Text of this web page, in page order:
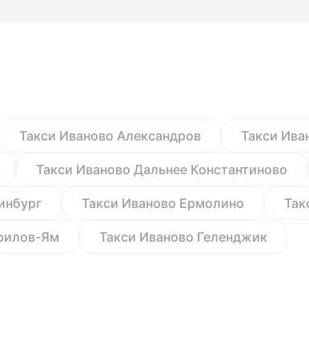
Такси Иваново Александров Такси
Такси Иваново Дальнее Константиново
Такси Иваново Ермолино
Ям Такси Иваново Геленджик